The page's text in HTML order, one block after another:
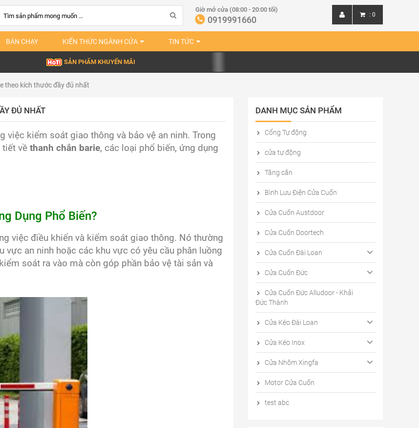
Giờ mở cửa (08:00 - 20:00 tối)
0919991660 : 0
BÁN CHẠY KIẾN THỨC NGÀNH CỬA TIN TỨC
SẢN PHẨM KHUYẾN MÃI
theo kích thước đầy đủ nhất
ĐỦ NHẤT
việc kiểm soát giao thông và bảo vệ an ninh. Trong
tiết về thanh chắn barie, các loại phổ biến, ứng dụng
Dụng Phổ Biến?
việc điều khiển và kiểm soát giao thông. Nó thường
an ninh hoặc các khu vực có yêu cầu phân luồng
soát ra vào mà còn góp phần bảo vệ tài sản và
DANH MỤC SẢN PHẨM
Cổng Tự động
cửa tự động
Tăng cân
Bình Lưu Điện Cửa Cuốn
Cửa Cuốn Austdoor
Cửa Cuốn Doortech
Cửa Cuốn Đài Loan
Cửa Cuốn Đức
Cửa Cuốn Đức Alludoor - Khải
Đức Thành
Cửa Kéo Đài Loan
Cửa Kéo Inox
Cửa Nhôm Xingfa
Motor Cửa Cuốn
test abc